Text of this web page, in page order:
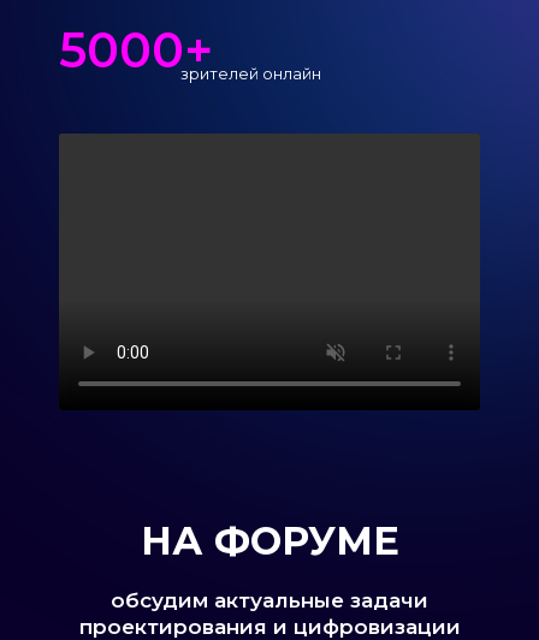
5000+зрителей онлайн
НА ФОРУМЕ
обсудим актуальные задачи
проектирования и цифровизации